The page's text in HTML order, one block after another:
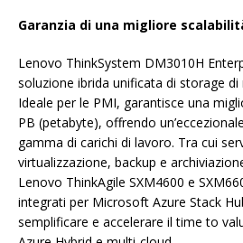
Garanzia di una migliore
Lenovo ThinkSystem DM3010H
soluzione ibrida unificata di storage di
Ideale per le PMI, garantisce una
PB (petabyte), offrendo
gamma di carichi di lavoro. Tra cui
virtualizzazione, backup e
Lenovo ThinkAgile SXM4600 e
integrati per Microsoft Azure Stack
semplificare e accelerare il time to